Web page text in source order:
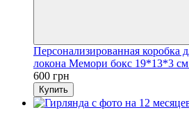
Персонализированная коробка
локона Мемори бокс 19*13*3
600 грн
Купить